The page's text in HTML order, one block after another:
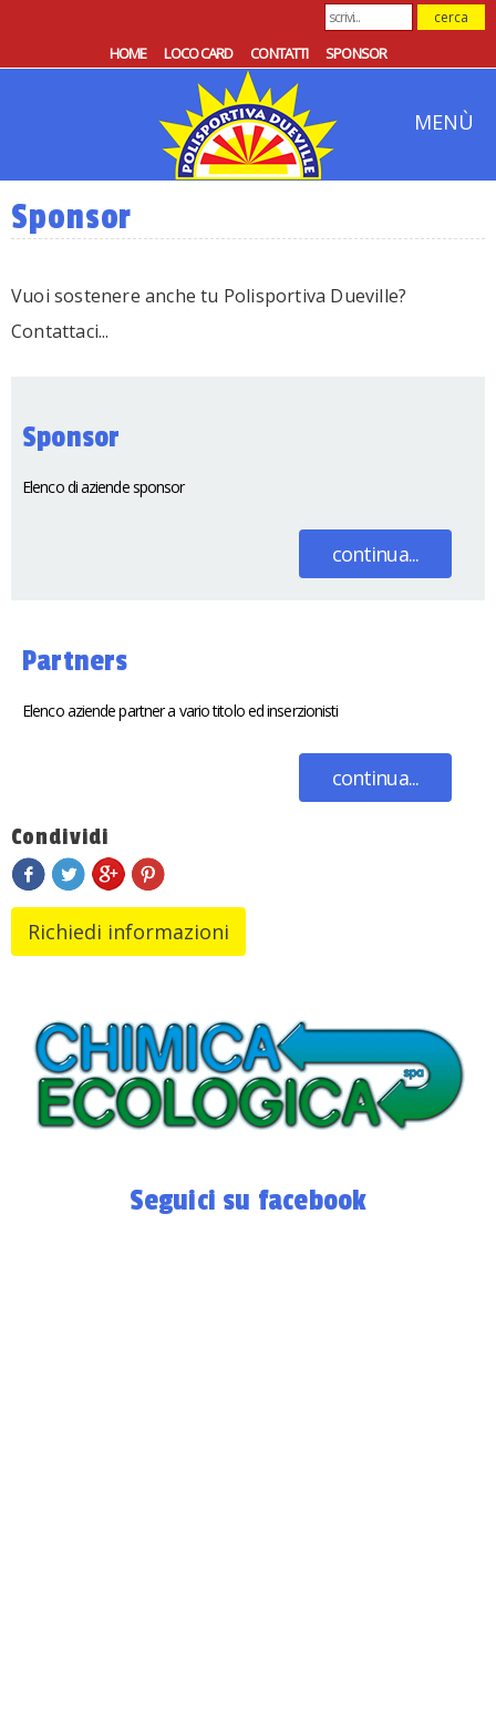
HOME LOCO CARD CONTATTI SPONSOR
MENÙ
Sponsor
Vuoi sostenere anche tu Polisportiva Dueville?
Contattaci...
Sponsor
Elenco di aziende sponsor
continua...
Partners
Elenco aziende partner a vario titolo ed inserzionisti
continua...
Condividi
Seguici su facebook